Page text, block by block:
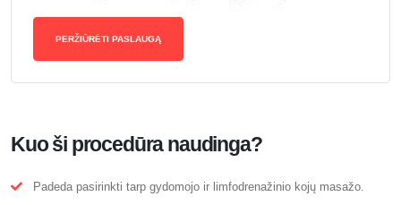
PERŽIŪRĖTI PASLAUGĄ
Kuo ši procedūra naudinga?
Padeda pasirinkti tarp gydomojo ir limfodrenažinio kojų masažo.